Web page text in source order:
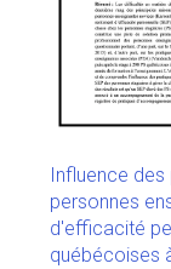
Influence
personnes
d'efficacité
québécoises